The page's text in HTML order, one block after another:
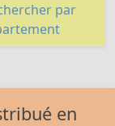
par
en